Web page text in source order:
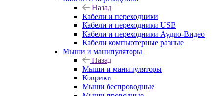
Назад
Кабели и переходники
Кабели и переходники USB
Кабели и переходники Аудио-Видео
Кабели компьютерные разные
Мыши и манипуляторы
Назад
Мыши и манипуляторы
Коврики
Мыши беспроводные